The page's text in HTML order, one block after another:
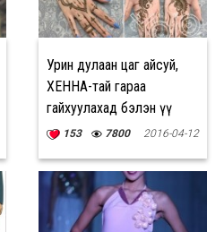
Урин дулаан цаг айсуй,
ХЕННА-тай гараа
гайхуулахад бэлэн үү
охид оо
153 7800 2016-04-12